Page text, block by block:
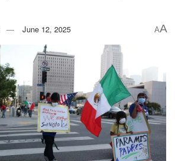
June 12, 2025 AA